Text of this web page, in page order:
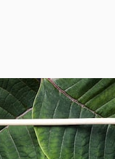
Información